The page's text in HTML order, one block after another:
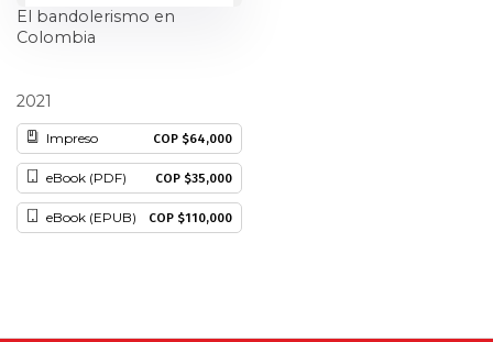
Física
Geografía
Historia
El bandolerismo en
Colombia
2021
eBook (PDF) COP $35,000
eBook (EPUB) COP $110,000
Impreso COP $64,000